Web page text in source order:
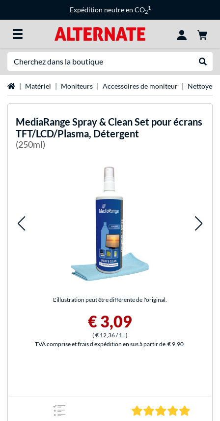
Expédition neutre en CO2
1
Page d'accueil
Matériel Moniteurs Accessoires de moniteur Nettoyeur
MediaRange Spray & Clean Set pour écrans
TFT/LCD/Plasma, Détergent
(250ml)
L'illustration peut être différente de l'original.
€ 3,09
( € 12,36/ 1 l )
TVA comprise et frais d'expédition en sus à partir de € 9,90